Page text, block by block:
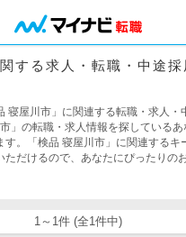
する求人・転職・中途採
寝屋川市」に関連する転職・求人・
」の転職・求人情報を探している
す。「検品 寝屋川市」に関連するキ
ただけるので、あなたにぴったりの
1～1件 (全1件中)